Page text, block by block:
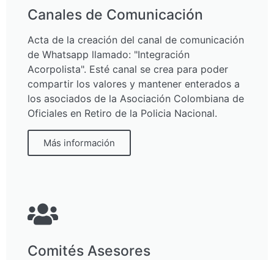
Canales de Comunicación
Acta de la creación del canal de comunicación
de Whatsapp llamado: "Integración
Acorpolista". Esté canal se crea para poder
compartir los valores y mantener enterados a
los asociados de la Asociación Colombiana de
Oficiales en Retiro de la Policia Nacional.
Más información
Comités Asesores